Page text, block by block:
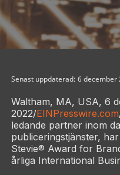
Senast uppdaterad: 6 december
Waltham, MA, USA, 6
2022/EINPresswire.com
ledande partner inom
publiceringstjänster,
Stevie® Award for
årliga International